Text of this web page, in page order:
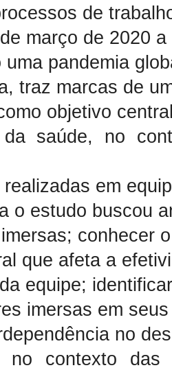
de
março de 2020
uma pandemia
traz marcas de
objetivo
da saúde, no
em
o estudo buscou
conhecer
que afeta a
equipe;
imersas em
no
no contexto das